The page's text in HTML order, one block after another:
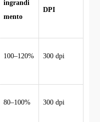
ingrandi
mento
DPI
100–120% 300 dpi
80–100% 300 dpi